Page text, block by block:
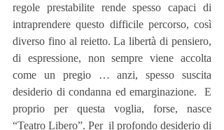
regole prestabilite rende spesso capaci di
intraprendere questo difficile percorso, così
diverso fino al reietto. La libertà di pensiero,
di espressione, non sempre viene accolta
come un pregio … anzi, spesso suscita
desiderio di condanna ed emarginazione.  E
proprio per questa voglia, forse, nasce
“Teatro Libero”. Per  il profondo desiderio di